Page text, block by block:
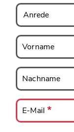
Anrede
Vorname
Vorname
Nachname
Nachname
E-
Mail
E-Mail